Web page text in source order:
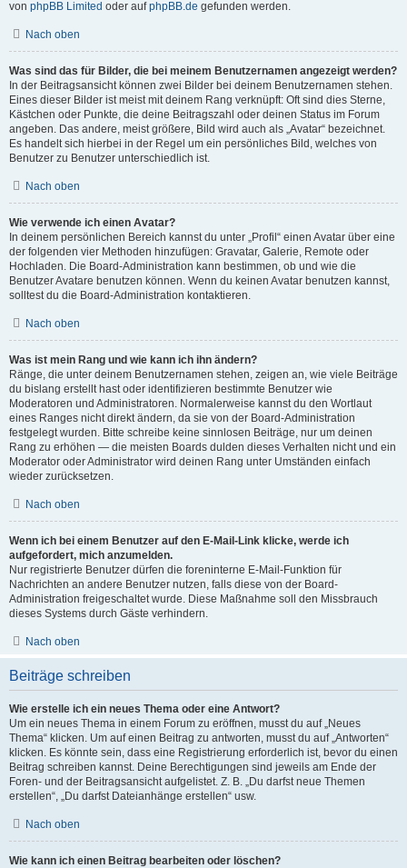
von phpBB Limited oder aufphpBB.de gefunden werden.
Nach oben
Was sind das für Bilder, die bei meinem Benutzernamen angezeigt werden?
In der Beitragsansicht können zwei Bilder bei deinem Benutzernamen stehen.
Eines dieser Bilder ist meist mit deinem Rang verknüpft: Oft sind dies Sterne,
Kästchen oder Punkte, die deine Beitragszahl oder deinen Status im Forum
angeben. Das andere, meist größere, Bild wird auch als „Avatar“ bezeichnet.
Es handelt sich hierbei in der Regel um ein persönliches Bild, welches von
Benutzer zu Benutzer unterschiedlich ist.
Nach oben
Wie verwende ich einen Avatar?
In deinem persönlichen Bereich kannst du unter „Profil“ einen Avatar über eine
der folgenden vier Methoden hinzufügen: Gravatar, Galerie, Remote oder
Hochladen. Die Board-Administration kann bestimmen, ob und wie die
Benutzer Avatare benutzen können. Wenn du keinen Avatar benutzen kannst,
solltest du die Board-Administration kontaktieren.
Nach oben
Was ist mein Rang und wie kann ich ihn ändern?
Ränge, die unter deinem Benutzernamen stehen, zeigen an, wie viele Beiträge
du bislang erstellt hast oder identifizieren bestimmte Benutzer wie
Moderatoren und Administratoren. Normalerweise kannst du den Wortlaut
eines Ranges nicht direkt ändern, da sie von der Board-Administration
festgelegt wurden. Bitte schreibe keine sinnlosen Beiträge, nur um deinen
Rang zu erhöhen — die meisten Boards dulden dieses Verhalten nicht und ein
Moderator oder Administrator wird deinen Rang unter Umständen einfach
wieder zurücksetzen.
Nach oben
Wenn ich bei einem Benutzer auf den E-Mail-Link klicke, werde ich
aufgefordert, mich anzumelden.
Nur registrierte Benutzer dürfen die foreninterne E-Mail-Funktion für
Nachrichten an andere Benutzer nutzen, falls diese von der Board-
Administration freigeschaltet wurde. Diese Maßnahme soll den Missbrauch
dieses Systems durch Gäste verhindern.
Nach oben
Beiträge schreiben
Wie erstelle ich ein neues Thema oder eine Antwort?
Um ein neues Thema in einem Forum zu eröffnen, musst du auf „Neues
Thema“ klicken. Um auf einen Beitrag zu antworten, musst du auf „Antworten“
klicken. Es könnte sein, dass eine Registrierung erforderlich ist, bevor du einen
Beitrag schreiben kannst. Deine Berechtigungen sind jeweils am Ende der
Foren- und der Beitragsansicht aufgelistet. Z. B. „Du darfst neue Themen
erstellen“, „Du darfst Dateianhänge erstellen“ usw.
Nach oben
Wie kann ich einen Beitrag bearbeiten oder löschen?